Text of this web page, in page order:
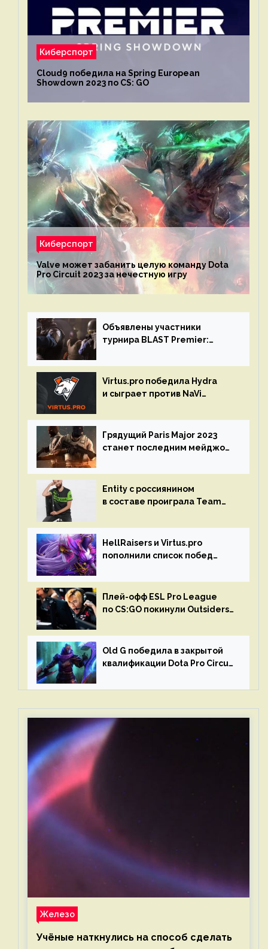
Киберспорт
Cloud9 победила на Spring European
Showdown 2023 по CS: GO
Киберспорт
Valve может забанить целую команду Dota
Pro Circuit 2023 за нечестную игру
Объявлены участники
турнира BLAST Premier:
Virtus.pro победила Hydra
и сыграет против NaVi
Грядущий Paris Major 2023
станет последним мейджор-
Entity с россиянином
в составе проиграла Team
HellRaisers и Virtus.pro
пополнили список побед
Плей-офф ESL Pro League
по CS:GO покинули Outsiders
Old G победила в закрытой
квалификации Dota Pro Circuit
Железо
Учёные наткнулись на способ сделать